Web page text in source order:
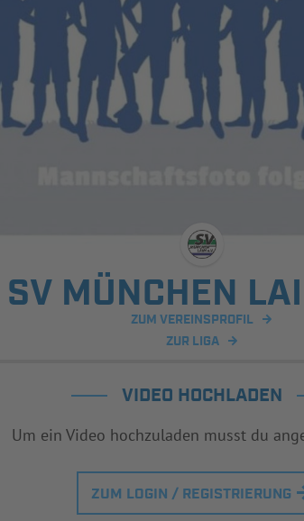
SV MÜNCHEN
ZUM VEREINSPROFIL
ZUR LIGA
VIDEO HOCHLADEN
Um ein Video hochzuladen musst du
ZUM LOGIN / REGISTRIERUNG